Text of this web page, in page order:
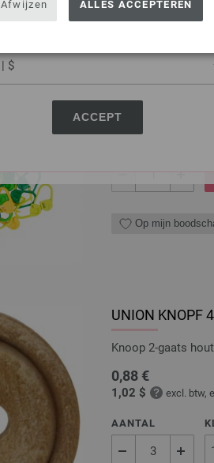
ACCEPT
Afwijzen ALLES ACCEPTEREN
30 Steken
2,48 €
2,89 $
Op mijn
UNION KNOPF
Knoop 2-gaats
0,88 €
1,02 $ excl. btw,
AANTAL